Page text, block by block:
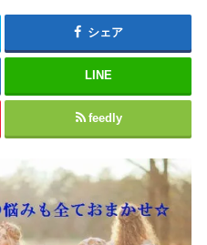
シェア
LINE
feedly